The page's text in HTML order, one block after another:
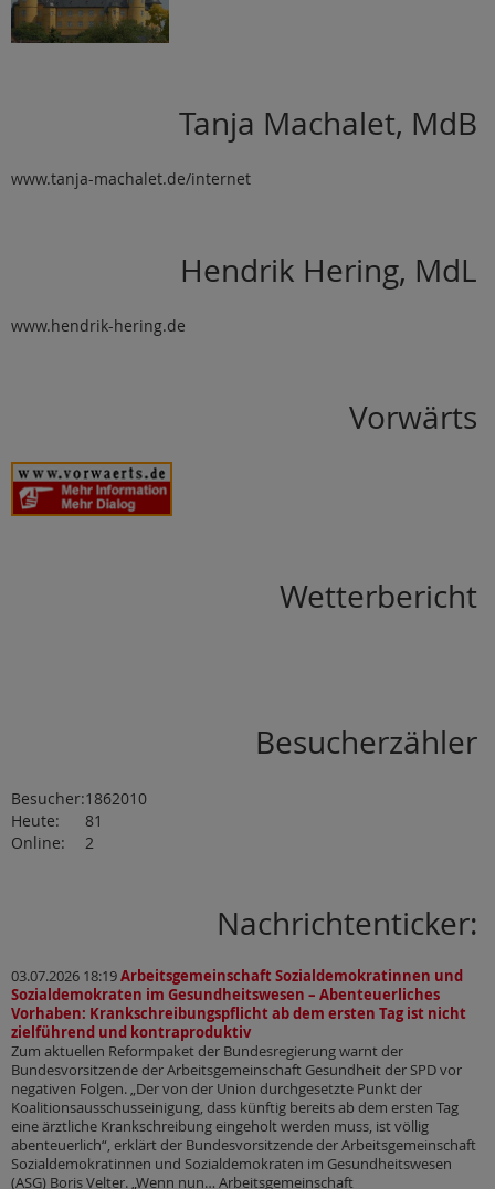
Tanja Machalet, MdB
www.tanja-machalet.de/internet
Hendrik Hering, MdL
www.hendrik-hering.de
Vorwärts
Wetterbericht
Besucherzähler
Besucher:1862010
Heute:
81
Online:
2
Nachrichtenticker:
03.07.2026 18:19Arbeitsgemeinschaft Sozialdemokratinnen und
Sozialdemokraten im Gesundheitswesen – Abenteuerliches
Vorhaben: Krankschreibungspflicht ab dem ersten Tag ist nicht
zielführend und kontraproduktiv
Zum aktuellen Reformpaket der Bundesregierung warnt der
Bundesvorsitzende der Arbeitsgemeinschaft Gesundheit der SPD vor
negativen Folgen. „Der von der Union durchgesetzte Punkt der
Koalitionsausschusseinigung, dass künftig bereits ab dem ersten Tag
eine ärztliche Krankschreibung eingeholt werden muss, ist völlig
abenteuerlich“, erklärt der Bundesvorsitzende der Arbeitsgemeinschaft
Sozialdemokratinnen und Sozialdemokraten im Gesundheitswesen
(ASG) Boris Velter. „Wenn nun… Arbeitsgemeinschaft